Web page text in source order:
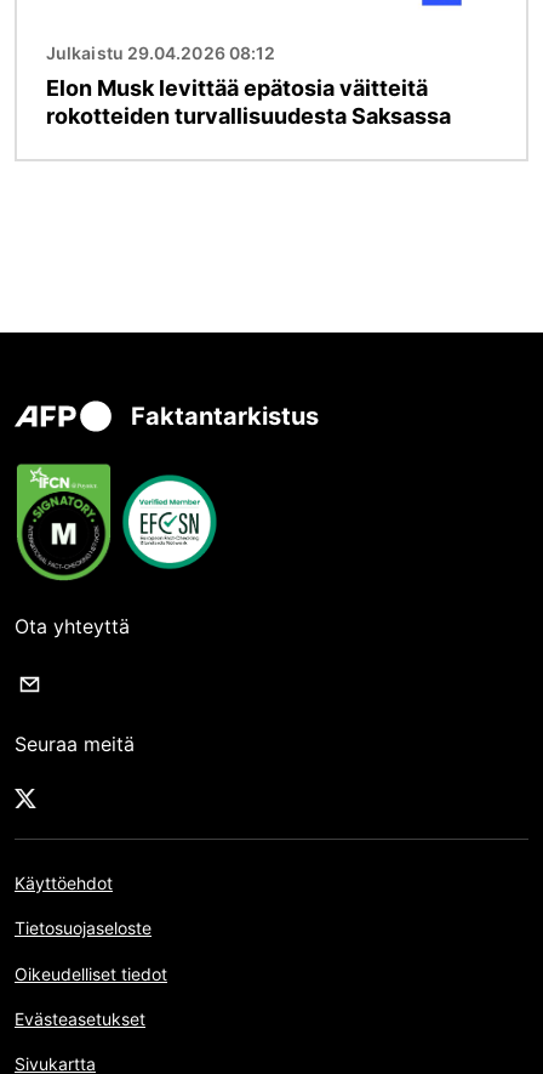
Julkaistu 29.04.2026 08:12
Elon Musk levittää epätosia väitteitä
rokotteiden turvallisuudesta Saksassa
Faktantarkistus
Ota yhteyttä
Seuraa meitä
Käyttöehdot
Tietosuojaseloste
Oikeudelliset tiedot
Evästeasetukset
Sivukartta